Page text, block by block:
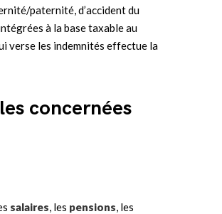
paternité, d’accident du
à la base taxable au
verse les indemnités effectue la
concernées
salaires, les pensions, les